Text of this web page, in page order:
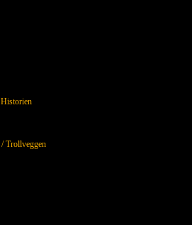
Historien
/Trollveggen